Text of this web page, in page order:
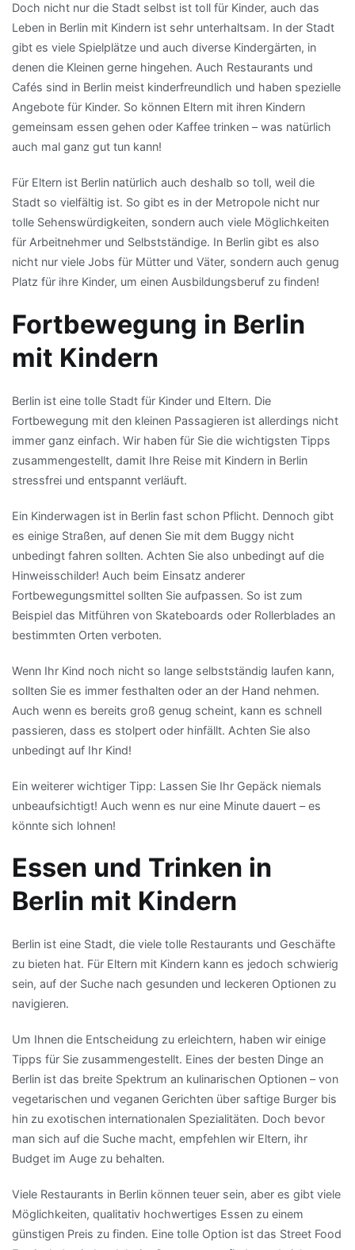
Doch nicht nur die Stadt selbst ist toll für Kinder, auch das
Leben in Berlin mit Kindern ist sehr unterhaltsam. In der Stadt
gibt es viele Spielplätze und auch diverse Kindergärten, in
denen die Kleinen gerne hingehen. Auch Restaurants und
Cafés sind in Berlin meist kinderfreundlich und haben spezielle
Angebote für Kinder. So können Eltern mit ihren Kindern
gemeinsam essen gehen oder Kaffee trinken – was natürlich
auch mal ganz gut tun kann!
Für Eltern ist Berlin natürlich auch deshalb so toll, weil die
Stadt so vielfältig ist. So gibt es in der Metropole nicht nur
tolle Sehenswürdigkeiten, sondern auch viele Möglichkeiten
für Arbeitnehmer und Selbstständige. In Berlin gibt es also
nicht nur viele Jobs für Mütter und Väter, sondern auch genug
Platz für ihre Kinder, um einen Ausbildungsberuf zu finden!
Fortbewegung in Berlin
mit Kindern
Berlin ist eine tolle Stadt für Kinder und Eltern. Die
Fortbewegung mit den kleinen Passagieren ist allerdings nicht
immer ganz einfach. Wir haben für Sie die wichtigsten Tipps
zusammengestellt, damit Ihre Reise mit Kindern in Berlin
stressfrei und entspannt verläuft.
Ein Kinderwagen ist in Berlin fast schon Pflicht. Dennoch gibt
es einige Straßen, auf denen Sie mit dem Buggy nicht
unbedingt fahren sollten. Achten Sie also unbedingt auf die
Hinweisschilder! Auch beim Einsatz anderer
Fortbewegungsmittel sollten Sie aufpassen. So ist zum
Beispiel das Mitführen von Skateboards oder Rollerblades an
bestimmten Orten verboten.
Wenn Ihr Kind noch nicht so lange selbstständig laufen kann,
sollten Sie es immer festhalten oder an der Hand nehmen.
Auch wenn es bereits groß genug scheint, kann es schnell
passieren, dass es stolpert oder hinfällt. Achten Sie also
unbedingt auf Ihr Kind!
Ein weiterer wichtiger Tipp: Lassen Sie Ihr Gepäck niemals
unbeaufsichtigt! Auch wenn es nur eine Minute dauert – es
könnte sich lohnen!
Essen und Trinken in
Berlin mit Kindern
Berlin ist eine Stadt, die viele tolle Restaurants und Geschäfte
zu bieten hat. Für Eltern mit Kindern kann es jedoch schwierig
sein, auf der Suche nach gesunden und leckeren Optionen zu
navigieren.
Um Ihnen die Entscheidung zu erleichtern, haben wir einige
Tipps für Sie zusammengestellt. Eines der besten Dinge an
Berlin ist das breite Spektrum an kulinarischen Optionen – von
vegetarischen und veganen Gerichten über saftige Burger bis
hin zu exotischen internationalen Spezialitäten. Doch bevor
man sich auf die Suche macht, empfehlen wir Eltern, ihr
Budget im Auge zu behalten.
Viele Restaurants in Berlin können teuer sein, aber es gibt viele
Möglichkeiten, qualitativ hochwertiges Essen zu einem
günstigen Preis zu finden. Eine tolle Option ist das Street Food